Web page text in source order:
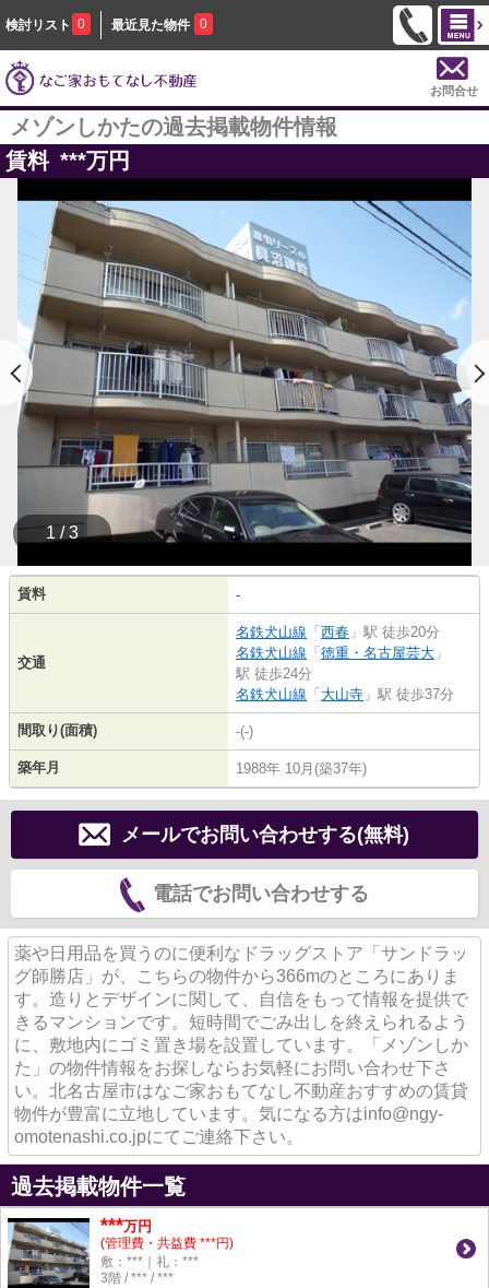
検討リスト 0 最近見た物件 0
お問合せ
メゾンしかたの過去掲載物件情報
賃料 ***万円
1 / 3
賃料 -
交通
名鉄犬山線 「 西春 」駅 徒歩20分
名鉄犬山線 「 徳重・名古屋芸大 」
駅 徒歩24分
名鉄犬山線 「 大山寺 」駅 徒歩37分
間取り(面積) -(-)
築年月 1988年 10月(築37年)
メールでお問い合わせする(無料)
電話でお問い合わせする
薬や日用品を買うのに便利なドラッグストア「サンドラッ
グ師勝店」が、こちらの物件から366mのところにありま
す。造りとデザインに関して、自信をもって情報を提供で
きるマンションです。短時間でごみ出しを終えられるよう
に、敷地内にゴミ置き場を設置しています。「メゾンしか
た」の物件情報をお探しならお気軽にお問い合わせ下さ
い。北名古屋市はなご家おもてなし不動産おすすめの賃貸
物件が豊富に立地しています。気になる方はinfo@ngy-
omotenashi.co.jpにてご連絡下さい。
過去掲載物件一覧
***万円
(管理費・共益費 ***円)
敷：***｜礼：***
3階 / *** / ***